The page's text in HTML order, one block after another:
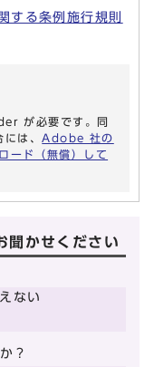
する条例施行規則
が必要です。同
は、 Adobe 社の
ード（無償）して
聞かせください
ない
？